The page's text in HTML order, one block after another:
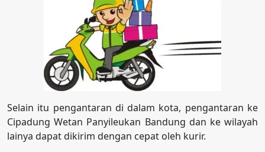
Selain itu pengantaran di dalam kota, pengantaran ke
Cipadung Wetan Panyileukan Bandung dan ke wilayah
lainya dapat dikirim dengan cepat oleh kurir.